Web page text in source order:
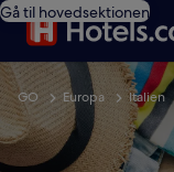
Gå til hovedsektionen
GO Europa Italien